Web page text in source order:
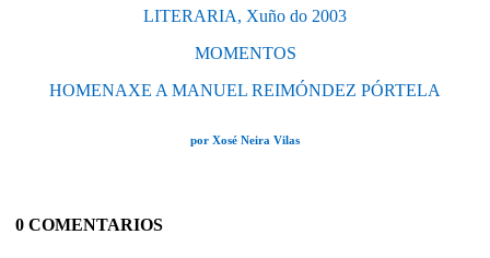
LITERARIA, Xuño do 2003
MOMENTOS
HOMENAXE A MANUEL REIMÓNDEZ PÓRTELA
por Xosé Neira Vilas
0 COMENTARIOS